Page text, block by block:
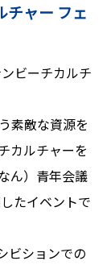
チャー フェ
ビーチカルチ
素敵な資源を
カルチャーを
ん）青年会議
たイベントで
ビションでの